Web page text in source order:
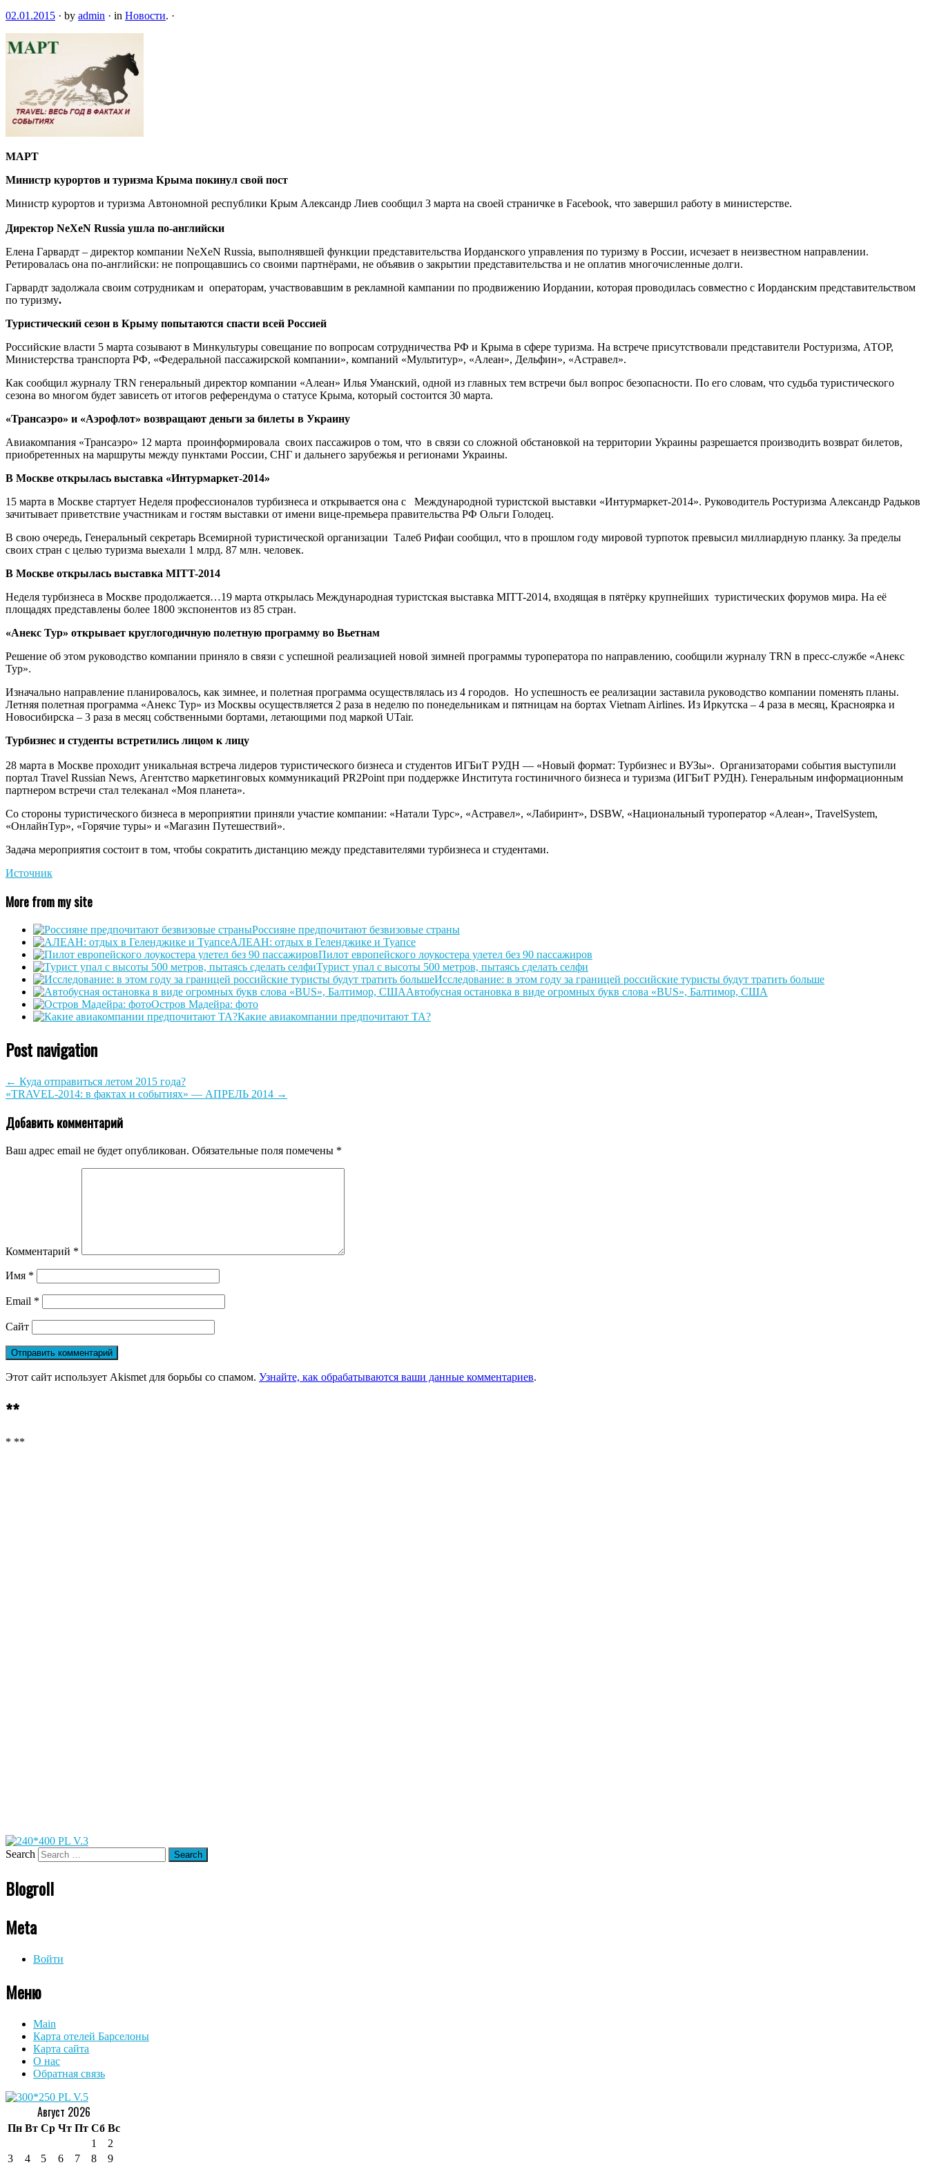
02.01.2015 · by admin · in Новости. ·
МАРТ
Министр курортов и туризма Крыма покинул свой пост
Министр курортов и туризма Автономной республики Крым Александр Лиев сообщил 3 марта на своей страничке в Facebook, что завершил работу в министерстве.
Директор NeXeN Russia ушла по-английски
Елена Гарвардт – директор компании NeXeN Russia, выполнявшей функции представительства Иорданского управления по туризму в России, исчезает в неизвестном направлении.
Ретировалась она по-английски: не попрощавшись со своими партнёрами, не объявив о закрытии представительства и не оплатив многочисленные долги.
Гарвардт задолжала своим сотрудникам и операторам, участвовавшим в рекламной кампании по продвижению Иордании, которая проводилась совместно с Иорданским представительством
по туризму.
Туристический сезон в Крыму попытаются спасти всей Россией
Российские власти 5 марта созывают в Минкультуры совещание по вопросам сотрудничества РФ и Крыма в сфере туризма. На встрече присутствовали представители Ростуризма, АТОР,
Министерства транспорта РФ, «Федеральной пассажирской компании», компаний «Мультитур», «Алеан», Дельфин», «Астравел».
Как сообщил журналу TRN генеральный директор компании «Алеан» Илья Уманский, одной из главных тем встречи был вопрос безопасности. По его словам, что судьба туристического
сезона во многом будет зависеть от итогов референдума о статусе Крыма, который состоится 30 марта.
«Трансаэро» и «Аэрофлот» возвращают деньги за билеты в Украину
Авиакомпания «Трансаэро» 12 марта проинформировала своих пассажиров о том, что в связи со сложной обстановкой на территории Украины разрешается производить возврат билетов,
приобретенных на маршруты между пунктами России, СНГ и дальнего зарубежья и регионами Украины.
В Москве открылась выставка «Интурмаркет-2014»
15 марта в Москве стартует Неделя профессионалов турбизнеса и открывается она с Международной туристской выставки «Интурмаркет-2014». Руководитель Ростуризма Александр Радьков
зачитывает приветствие участникам и гостям выставки от имени вице-премьера правительства РФ Ольги Голодец.
В свою очередь, Генеральный секретарь Всемирной туристической организации Талеб Рифаи сообщил, что в прошлом году мировой турпоток превысил миллиардную планку. За пределы
своих стран с целью туризма выехали 1 млрд. 87 млн. человек.
В Москве открылась выставка MITT-2014
Неделя турбизнеса в Москве продолжается…19 марта открылась Международная туристская выставка MITT-2014, входящая в пятёрку крупнейших туристических форумов мира. На её
площадях представлены более 1800 экспонентов из 85 стран.
«Анекс Тур» открывает круглогодичную полетную программу во Вьетнам
Решение об этом руководство компании приняло в связи с успешной реализацией новой зимней программы туроператора по направлению, сообщили журналу TRN в пресс-службе «Анекс
Тур».
Изначально направление планировалось, как зимнее, и полетная программа осуществлялась из 4 городов. Но успешность ее реализации заставила руководство компании поменять планы.
Летняя полетная программа «Анекс Тур» из Москвы осуществляется 2 раза в неделю по понедельникам и пятницам на бортах Vietnam Airlines. Из Иркутска – 4 раза в месяц, Красноярка и
Новосибирска – 3 раза в месяц собственными бортами, летающими под маркой UTair.
Турбизнес и студенты встретились лицом к лицу
28 марта в Москве проходит уникальная встреча лидеров туристического бизнеса и студентов ИГБиТ РУДН — «Новый формат: Турбизнес и ВУЗы». Организаторами события выступили
портал Travel Russian News, Агентство маркетинговых коммуникаций PR2Point при поддержке Института гостиничного бизнеса и туризма (ИГБиТ РУДН). Генеральным информационным
партнером встречи стал телеканал «Моя планета».
Со стороны туристического бизнеса в мероприятии приняли участие компании: «Натали Турс», «Астравел», «Лабиринт», DSBW, «Национальный туроператор «Алеан», TravelSystem,
«ОнлайнТур», «Горячие туры» и «Магазин Путешествий».
Задача мероприятия состоит в том, чтобы сократить дистанцию между представителями турбизнеса и студентами.
Источник
More from my site
Россияне предпочитают безвизовые страны
АЛЕАН: отдых в Геленджике и Туапсе
Пилот европейского лоукостера улетел без 90 пассажиров
Турист упал с высоты 500 метров, пытаясь сделать селфи
Исследование: в этом году за границей российские туристы будут тратить больше
Автобусная остановка в виде огромных букв слова «BUS», Балтимор, США
Остров Мадейра: фото
Какие авиакомпании предпочитают ТА?
Post navigation
← Куда отправиться летом 2015 года?
«TRAVEL-2014: в фактах и событиях» — АПРЕЛЬ 2014 →
Добавить комментарий
Ваш адрес email не будет опубликован. Обязательные поля помечены *
Комментарий *
Имя *
Email *
Сайт
Этот сайт использует Akismet для борьбы со спамом. Узнайте, как обрабатываются ваши данные комментариев.
**
* **
Search
Blogroll
Meta
Войти
Меню
Main
Карта отелей Барселоны
Карта сайта
О нас
Обратная связь
Август 2026
Пн Вт Ср Чт Пт Сб Вс
1
2
3
4 5 6 7 8 9